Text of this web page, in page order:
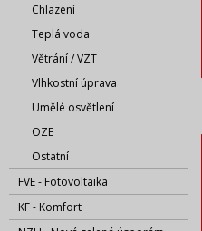
Chlazení
Teplá voda
Větrání / VZT
Vlhkostní úprava
Umělé osvětlení
OZE
Ostatní
FVE - Fotovoltaika
KF - Komfort